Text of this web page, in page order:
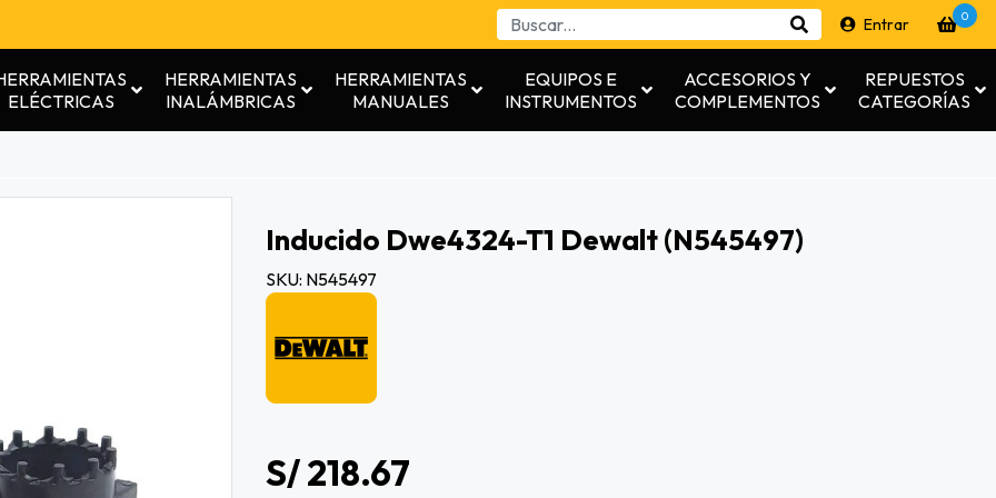
Entrar 0
ELÉCTRICAS
HERRAMIENTAS
INALÁMBRICAS
HERRAMIENTAS
MANUALES
EQUIPOS E
INSTRUMENTOS
ACCESORIOS Y
COMPLEMENTOS
REPUESTOS
CATEGORÍAS
Inducido Dwe4324-T1 Dewalt (n545497)
SKU: N545497
S/ 218.67